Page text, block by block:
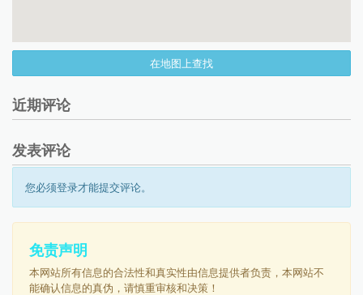
在地图上查找
近期评论
发表评论
您必须登录才能提交评论。
免责声明
本网站所有信息的合法性和真实性由信息提供者负责，本网站不
能确认信息的真伪，请慎重审核和决策！